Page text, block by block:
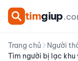
timgiup
Trang chủ Người
Tìm người bị lạc khu